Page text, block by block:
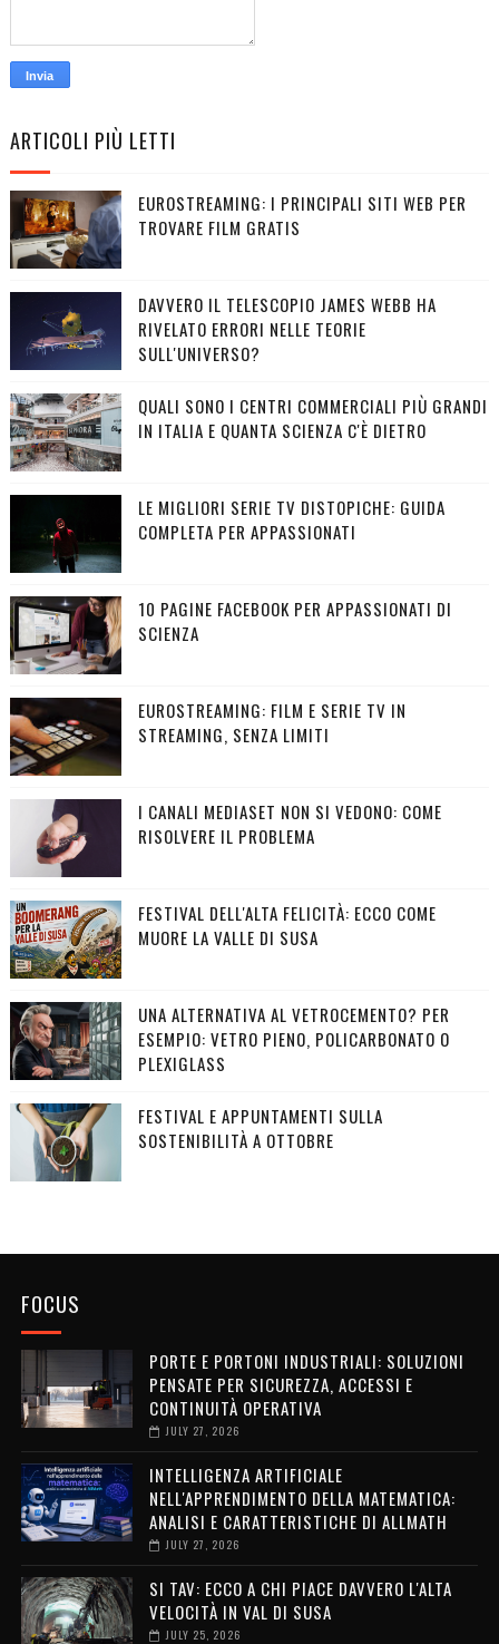
ARTICOLI PIÙ LETTI
EUROSTREAMING: I PRINCIPALI SITI WEB PER
TROVARE FILM GRATIS
DAVVERO IL TELESCOPIO JAMES WEBB HA
RIVELATO ERRORI NELLE TEORIE
SULL'UNIVERSO?
QUALI SONO I CENTRI COMMERCIALI PIÙ GRANDI
IN ITALIA E QUANTA SCIENZA C'È DIETRO
LE MIGLIORI SERIE TV DISTOPICHE: GUIDA
COMPLETA PER APPASSIONATI
10 PAGINE FACEBOOK PER APPASSIONATI DI
SCIENZA
EUROSTREAMING: FILM E SERIE TV IN
STREAMING, SENZA LIMITI
I CANALI MEDIASET NON SI VEDONO: COME
RISOLVERE IL PROBLEMA
FESTIVAL DELL'ALTA FELICITÀ: ECCO COME
MUORE LA VALLE DI SUSA
UNA ALTERNATIVA AL VETROCEMENTO? PER
ESEMPIO: VETRO PIENO, POLICARBONATO O
PLEXIGLASS
FESTIVAL E APPUNTAMENTI SULLA
SOSTENIBILITÀ A OTTOBRE
FOCUS
PORTE E PORTONI INDUSTRIALI: SOLUZIONI
PENSATE PER SICUREZZA, ACCESSI E
CONTINUITÀ OPERATIVA
JULY 27, 2026
INTELLIGENZA ARTIFICIALE
NELL'APPRENDIMENTO DELLA MATEMATICA:
ANALISI E CARATTERISTICHE DI ALLMATH
JULY 27, 2026
SI TAV: ECCO A CHI PIACE DAVVERO L'ALTA
VELOCITÀ IN VAL DI SUSA
JULY 25, 2026